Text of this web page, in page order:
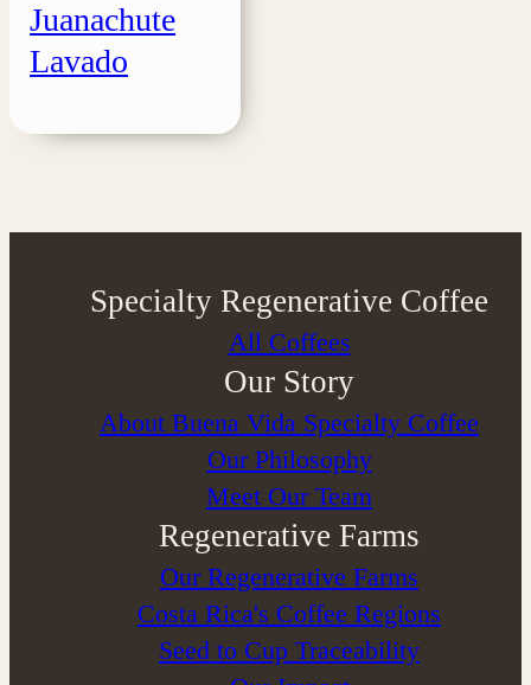
Juanachute
Lavado
Specialty Regenerative Coffee
All Coffees
Our Story
About Buena Vida Specialty Coffee
⁠Our Philosophy
Meet Our Team
Regenerative Farms
Our Regenerative Farms
Costa Rica's Coffee Regions
Seed to Cup Traceability